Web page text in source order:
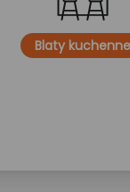
Blaty kuchenne